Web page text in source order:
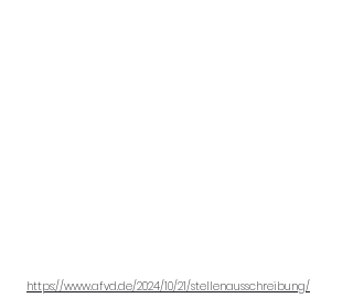
https://www.afvd.de/2024/10/21/stellenausschreibung/